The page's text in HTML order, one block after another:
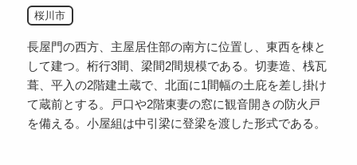
桜川市
長屋門の西方、主屋居住部の南方に位置し、東西を棟と
して建つ。桁行3間、梁間2間規模である。切妻造、桟瓦
葺、平入の2階建土蔵で、北面に1間幅の土庇を差し掛け
て蔵前とする。戸口や2階東妻の窓に観音開きの防火戸
を備える。小屋組は中引梁に登梁を渡した形式である。